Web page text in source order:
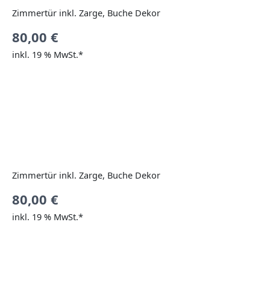
Zimmertür inkl. Zarge, Buche Dekor
80,00 €
inkl. 19 % MwSt.*
Zimmertür inkl. Zarge, Buche Dekor
80,00 €
inkl. 19 % MwSt.*